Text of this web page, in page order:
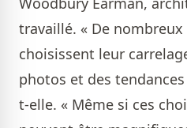
travaillé. « De
choisissent leur
photos et des
t-elle. « Même si ces